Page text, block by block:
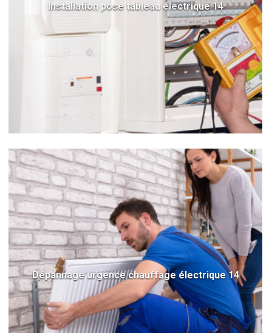
Installation pose tableau électrique 14
Dépannage urgence chauffage électrique 14